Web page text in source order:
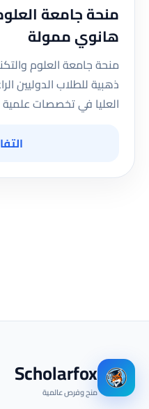
منحة جامعة
هانوي ممولة
منحة جامعة العلوم
ذهبية للطلاب الدوليين
العليا في تخصصات
Scholarfox
منح وفرص عالمية